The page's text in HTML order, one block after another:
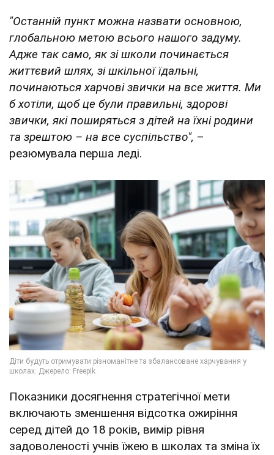
"Останній пункт можна назвати основною,
глобальною метою всього нашого задуму.
Адже так само, як зі школи починається
життєвий шлях, зі шкільної їдальні,
починаються харчові звички на все життя. Ми
б хотіли, щоб це були правильні, здорові
звички, які поширяться з дітей на їхні родини
та зрештою – на все суспільство", –
резюмувала перша леді.
Показники досягнення стратегічної мети
включають зменшення відсотка ожиріння
серед дітей до 18 років, вимір рівня
задоволеності учнів їжею в школах та зміна їх